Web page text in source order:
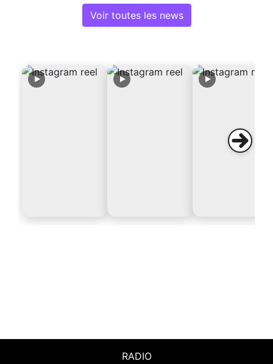
Voir toutes les news
RADIO